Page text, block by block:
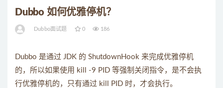
Dubbo 如何优雅停机？
Dubbo面试题 0 186
Dubbo 是通过 JDK 的 ShutdownHook 来完成优雅停机
的，所以如果使用 kill -9 PID 等强制关闭指令，是不会执
行优雅停机的，只有通过 kill PID 时，才会执行。